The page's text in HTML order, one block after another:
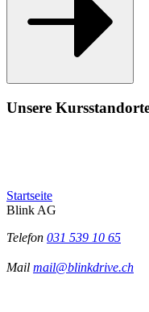
Unsere
Startseite
Blink AG
Telefon 031 539 10 65
Mail mail@blinkdrive.ch